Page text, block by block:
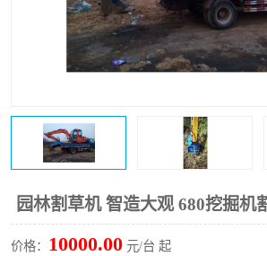
园林割草机 智造大观 680挖掘机
价格： 10000.00 元/台 起
伐木机 破碎机
打桩机 压路机
清扫器
挖树机 拓荒机
滚筒筛